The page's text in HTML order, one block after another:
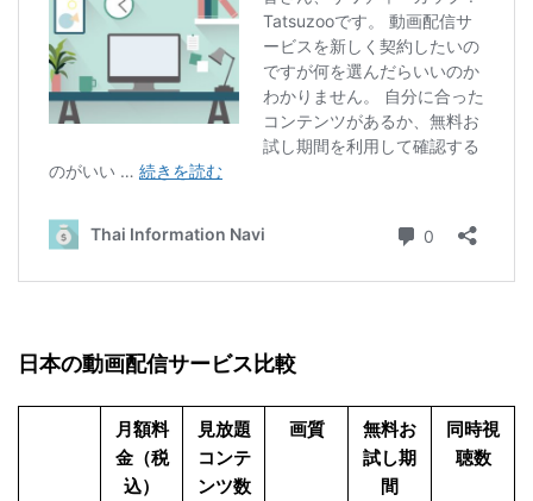
日本の動画配信サービス比較
月額料
金（税
込）
見放題
コンテ
ンツ数
画質
無料お
試し期
間
同時視
聴数